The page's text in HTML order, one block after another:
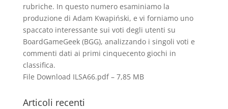
rubriche. In questo numero esaminiamo la
produzione di Adam Kwapiński, e vi forniamo uno
spaccato interessante sui voti degli utenti su
BoardGameGeek (BGG), analizzando i singoli voti e
commenti dati ai primi cinquecento giochi in
classiﬁca.
File Download ILSA66.pdf – 7,85 MB
Articoli recenti